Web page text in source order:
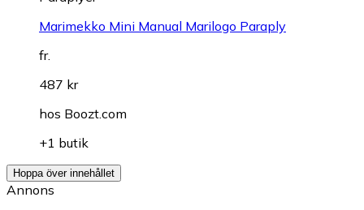
Marimekko Mini Manual Marilogo Paraply
fr.
487 kr
hos Boozt.com
+1 butik
Hoppa över innehållet
Annons